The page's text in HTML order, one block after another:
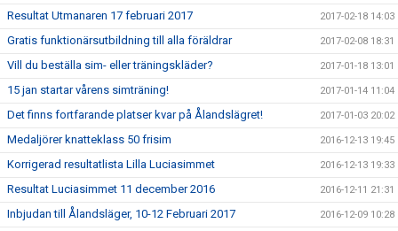
Resultat Utmanaren 17 februari 2017 2017-02-18 14:03
Gratis funktionärsutbildning till alla föräldrar 2017-02-08 18:31
Vill du beställa sim- eller träningskläder? 2017-01-18 13:01
15 jan startar vårens simträning! 2017-01-14 11:04
Det finns fortfarande platser kvar på Ålandslägret! 2017-01-03 20:02
Medaljörer knatteklass 50 frisim 2016-12-13 19:45
Korrigerad resultatlista Lilla Luciasimmet 2016-12-13 19:33
Resultat Luciasimmet 11 december 2016 2016-12-11 21:31
Inbjudan till Ålandsläger, 10-12 Februari 2017 2016-12-09 10:28